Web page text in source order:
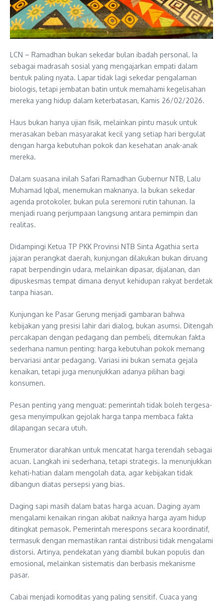
LCN – Ramadhan bukan sekedar bulan ibadah personal. Ia
sebagai madrasah sosial yang mengajarkan empati dalam
bentuk paling nyata. Lapar tidak lagi sekedar pengalaman
biologis, tetapi jembatan batin untuk memahami kegelisahan
mereka yang hidup dalam keterbatasan, Kamis 26/02/2026.
Haus bukan hanya ujian fisik, melainkan pintu masuk untuk
merasakan beban masyarakat kecil yang setiap hari bergulat
dengan harga kebutuhan pokok dan kesehatan anak-anak
mereka.
Dalam suasana inilah Safari Ramadhan Gubernur NTB, Lalu
Muhamad Iqbal, menemukan maknanya. Ia bukan sekedar
agenda protokoler, bukan pula seremoni rutin tahunan. Ia
menjadi ruang perjumpaan langsung antara pemimpin dan
realitas.
Didampingi Ketua TP PKK Provinsi NTB Sinta Agathia serta
jajaran perangkat daerah, kunjungan dilakukan bukan diruang
rapat berpendingin udara, melainkan dipasar, dijalanan, dan
dipuskesmas tempat dimana denyut kehidupan rakyat berdetak
tanpa hiasan.
Kunjungan ke Pasar Gerung menjadi gambaran bahwa
kebijakan yang presisi lahir dari dialog, bukan asumsi. Ditengah
percakapan dengan pedagang dan pembeli, ditemukan fakta
sederhana namun penting: harga kebutuhan pokok memang
bervariasi antar pedagang. Variasi ini bukan semata gejala
kenaikan, tetapi juga menunjukkan adanya pilihan bagi
konsumen.
Pesan penting yang menguat: pemerintah tidak boleh tergesa-
gesa menyimpulkan gejolak harga tanpa membaca fakta
dilapangan secara utuh.
Enumerator diarahkan untuk mencatat harga terendah sebagai
acuan. Langkah ini sederhana, tetapi strategis. Ia menunjukkan
kehati-hatian dalam mengolah data, agar kebijakan tidak
dibangun diatas persepsi yang bias.
Daging sapi masih dalam batas harga acuan. Daging ayam
mengalami kenaikan ringan akibat naiknya harga ayam hidup
ditingkat pemasok. Pemerintah merespons secara koordinatif,
termasuk dengan memastikan rantai distribusi tidak mengalami
distorsi. Artinya, pendekatan yang diambil bukan populis dan
emosional, melainkan sistematis dan berbasis mekanisme
pasar.
Cabai menjadi komoditas yang paling sensitif. Cuaca yang